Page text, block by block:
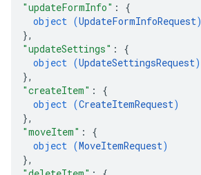
"updateFormInfo" : {
object (UpdateFormInfoRequest)
},
"updateSettings" : {
object (UpdateSettingsRequest)
},
"createItem" : {
object (CreateItemRequest)
},
"moveItem" : {
object (MoveItemRequest)
},